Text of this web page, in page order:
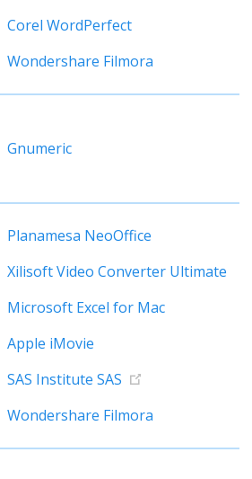
Corel WordPerfect
Wondershare Filmora
Gnumeric
Planamesa NeoOffice
Xilisoft Video Converter Ultimate
Microsoft Excel for Mac
Apple iMovie
SAS Institute SAS
Wondershare Filmora